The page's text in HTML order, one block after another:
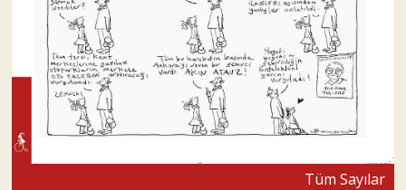
Tüm Sayılar